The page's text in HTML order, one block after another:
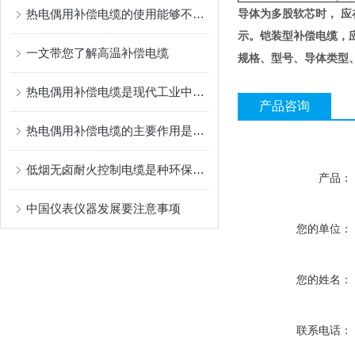
热电偶用补偿电缆的使用能够不损失信号质量
一文带您了解高温补偿电缆
热电偶用补偿电缆是现代工业中非常重要的测量设备
热电偶用补偿电缆的主要作用是什么？
低烟无卤耐火控制电缆是种环保且安全的电缆产品
中国仪表仪器发展要注意事项
导体为多股软芯时，
示。铠装型补偿电缆，
规格、型号、导体类型
产品咨询
产品：
您的单位：
您的姓名：
联系电话：